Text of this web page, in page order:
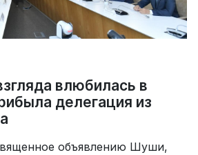
влюбилась в
делегация из
объявлению Шуши,